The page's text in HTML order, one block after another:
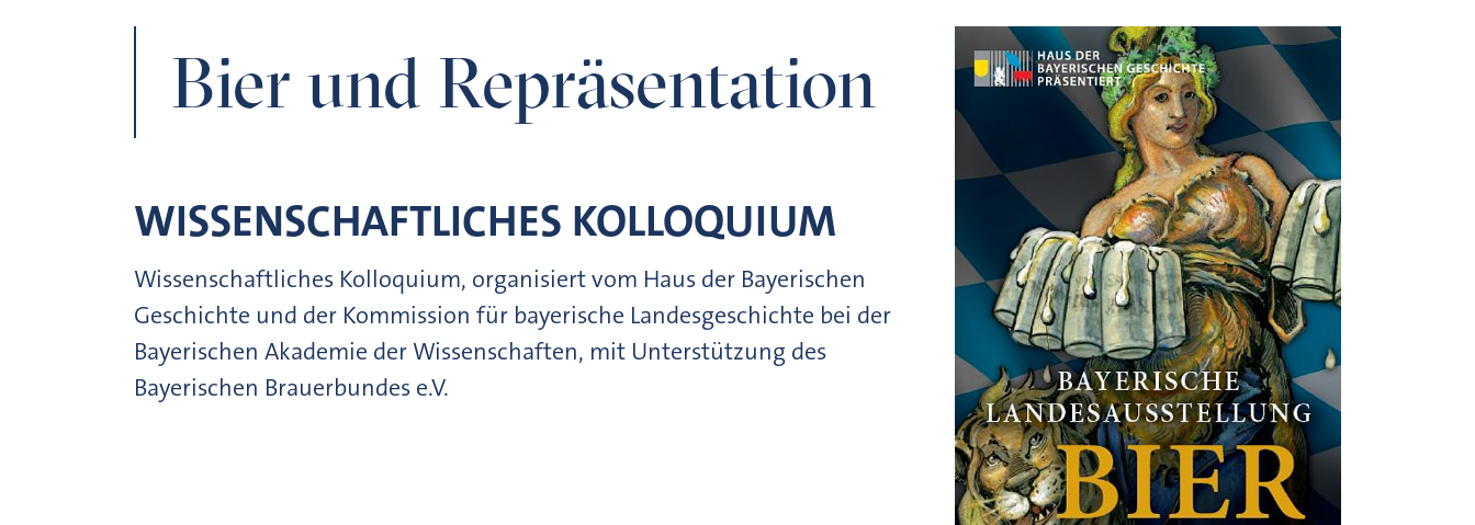
Bier und Repräsentation
WISSENSCHAFTLICHES KOLLOQUIUM
Wissenschaftliches Kolloquium, organisiert vom Haus der Bayerischen
Geschichte und der Kommission für bayerische Landesgeschichte bei der
Bayerischen Akademie der Wissenschaften, mit Unterstützung des
Bayerischen Brauerbundes e.V.